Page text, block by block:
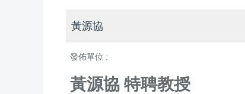
黃源協
發佈單位 :
黃源協 特聘教授